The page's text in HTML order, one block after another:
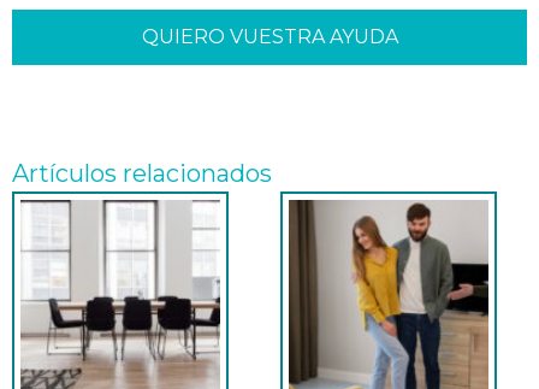
QUIERO VUESTRA AYUDA
Artículos relacionados